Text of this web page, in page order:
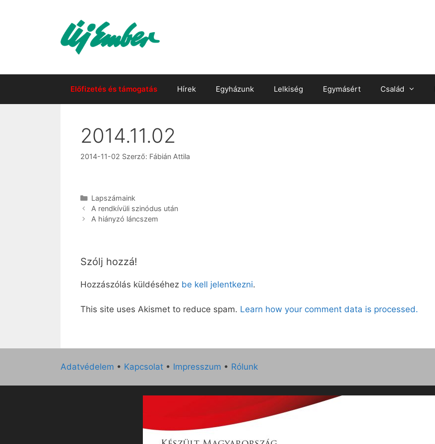
Előfizetés és támogatás Hírek Egyházunk Lelkiség Egymásért Család
2014.11.02
2014-11-02 Szerző: Fábián Attila
Kategória
Lapszámaink
A rendkívüli szinódus után
A hiányzó láncszem
Szólj hozzá!
Hozzászólás küldéséhez be kell jelentkezni.
This site uses Akismet to reduce spam. Learn how your comment data is processed.
Adatvédelem • Kapcsolat • Impresszum • Rólunk